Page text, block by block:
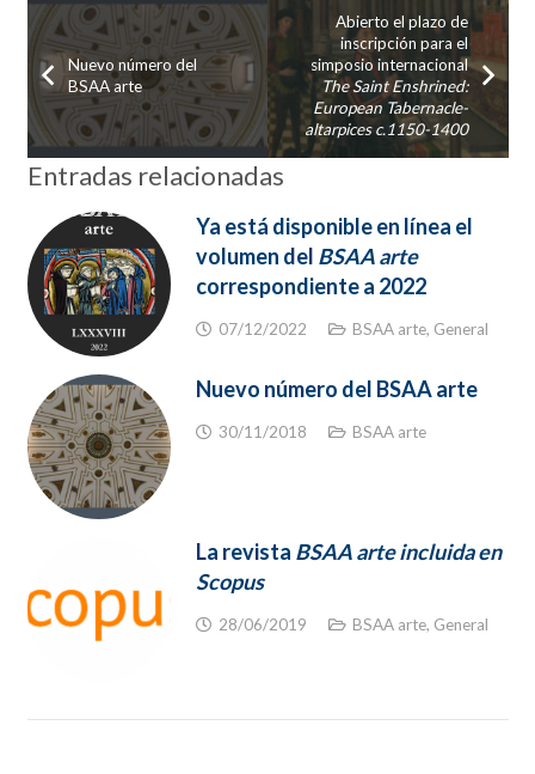
Nuevo número del
BSAA arte
Abierto el plazo de
inscripción para el
simposio internacional
The Saint Enshrined:
European Tabernacle-
altarpices c.1150-1400
Entradas relacionadas
Ya está disponible en línea el
volumen del BSAA arte
correspondiente a 2022
07/12/2022 BSAA arte, General
Nuevo número del BSAA arte
30/11/2018 BSAA arte
La revista BSAA arte incluida en
Scopus
28/06/2019 BSAA arte, General